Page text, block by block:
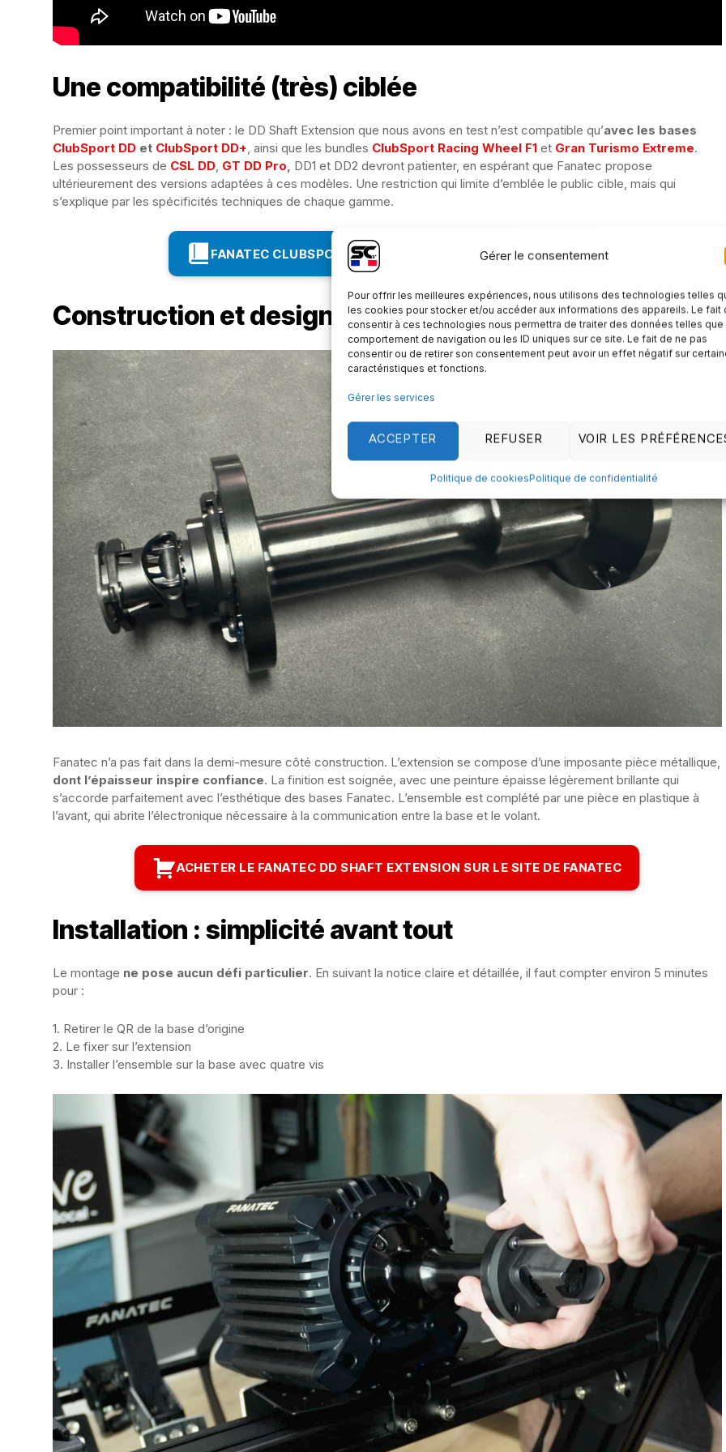
Gérer le consentement
Pour offrir les meilleures expériences, nous utilisons des technologies telles
les cookies pour stocker et/ou accéder aux informations des appareils. Le fait
consentir à ces technologies nous permettra de traiter des données telles que
comportement de navigation ou les ID uniques sur ce site. Le fait de ne pas
consentir ou de retirer son consentement peut avoir un effet négatif sur
caractéristiques et fonctions.
Gérer les services
ACCEPTER REFUSER VOIR LES
Politique de cookiesPolitique de confidentialité
Une compatibilité (très) ciblée
Premier point important à noter : le DD Shaft Extension que nous avons en test n’est compatible qu’avec les bases
ClubSport DD et ClubSport DD+, ainsi que les bundles ClubSport Racing Wheel F1 et Gran Turismo Extreme.
Les possesseurs de CSL DD, GT DD Pro, DD1 et DD2 devront patienter, en espérant que Fanatec propose
ultérieurement des versions adaptées à ces modèles. Une restriction qui limite d’emblée le public cible, mais qui
s’explique par les spécificités techniques de chaque gamme.
FANATEC CLUBSPORT DD OU DD+ : QUELLE BASE CHOISIR ?
Construction et design : du solide
Fanatec n’a pas fait dans la demi-mesure côté construction. L’extension se compose d’une imposante pièce métallique,
dont l’épaisseur inspire confiance. La finition est soignée, avec une peinture épaisse légèrement brillante qui
s’accorde parfaitement avec l’esthétique des bases Fanatec. L’ensemble est complété par une pièce en plastique à
l’avant, qui abrite l’électronique nécessaire à la communication entre la base et le volant.
ACHETER LE FANATEC DD SHAFT EXTENSION SUR LE SITE DE FANATEC
Installation : simplicité avant tout
Le montage ne pose aucun défi particulier. En suivant la notice claire et détaillée, il faut compter environ 5 minutes
pour :
1. Retirer le QR de la base d’origine
2. Le fixer sur l’extension
3. Installer l’ensemble sur la base avec quatre vis